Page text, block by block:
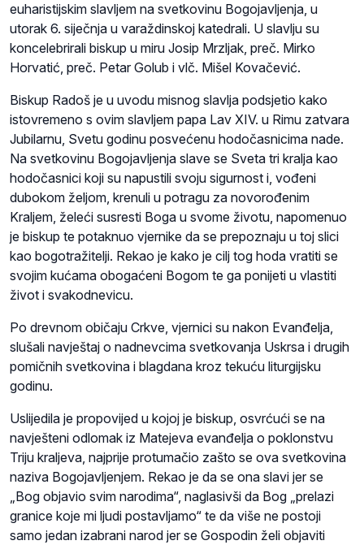
euharistijskim slavljem na svetkovinu Bogojavljenja, u
utorak 6. siječnja u varaždinskoj katedrali. U slavlju su
koncelebrirali biskup u miru Josip Mrzljak, preč. Mirko
Horvatić, preč. Petar Golub i vlč. Mišel Kovačević.
Biskup Radoš je u uvodu misnog slavlja podsjetio kako
istovremeno s ovim slavljem papa Lav XIV. u Rimu zatvara
Jubilarnu, Svetu godinu posvećenu hodočasnicima nade.
Na svetkovinu Bogojavljenja slave se Sveta tri kralja kao
hodočasnici koji su napustili svoju sigurnost i, vođeni
dubokom željom, krenuli u potragu za novorođenim
Kraljem, želeći susresti Boga u svome životu, napomenuo
je biskup te potaknuo vjernike da se prepoznaju u toj slici
kao bogotražitelji. Rekao je kako je cilj tog hoda vratiti se
svojim kućama obogaćeni Bogom te ga ponijeti u vlastiti
život i svakodnevicu.
Po drevnom običaju Crkve, vjernici su nakon Evanđelja,
slušali navještaj o nadnevcima svetkovanja Uskrsa i drugih
pomičnih svetkovina i blagdana kroz tekuću liturgijsku
godinu.
Uslijedila je propovijed u kojoj je biskup, osvrćući se na
navješteni odlomak iz Matejeva evanđelja o poklonstvu
Triju kraljeva, najprije protumačio zašto se ova svetkovina
naziva Bogojavljenjem. Rekao je da se ona slavi jer se
„Bog objavio svim narodima“, naglasivši da Bog „prelazi
granice koje mi ljudi postavljamo“ te da više ne postoji
samo jedan izabrani narod jer se Gospodin želi objaviti